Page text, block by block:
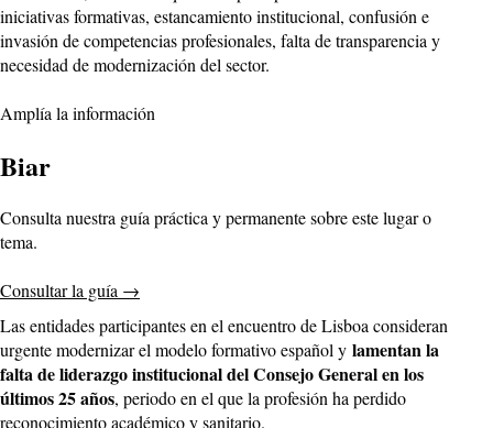
iniciativas formativas, estancamiento institucional, confusión e
invasión de competencias profesionales, falta de transparencia y
necesidad de modernización del sector.
Amplía la información
Biar
Consulta nuestra guía práctica y permanente sobre este lugar o
tema.
Consultar la guía →
Las entidades participantes en el encuentro de Lisboa consideran
urgente modernizar el modelo formativo español y lamentan la
falta de liderazgo institucional del Consejo General en los
últimos 25 años, periodo en el que la profesión ha perdido
reconocimiento académico y sanitario.